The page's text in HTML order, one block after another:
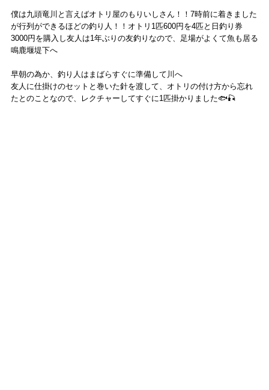
僕は九頭竜川と言えばオトリ屋のもりいしさん！！7時前に着きました
が行列ができるほどの釣り人！！オトリ1匹600円を4匹と日釣り券
3000円を購入し友人は1年ぶりの友釣りなので、足場がよくて魚も居る
鳴鹿堰堤下へ
早朝の為か、釣り人はまばらすぐに準備して川へ
友人に仕掛けのセットと巻いた針を渡して、オトリの付け方から忘れ
たとのことなので、レクチャーしてすぐに1匹掛かりました🐟🎣